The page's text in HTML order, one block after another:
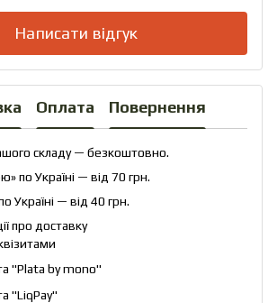
Написати відгук
Оплата Повернення
складу — безкоштовно.
по Україні — від 70 грн.
Україні — від 40 грн.
про доставку
"Plata by mono"
"LiqPay"